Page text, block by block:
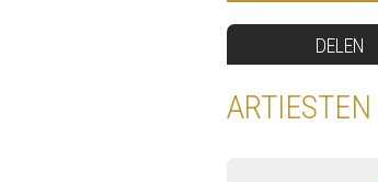
DELEN
ARTIESTEN